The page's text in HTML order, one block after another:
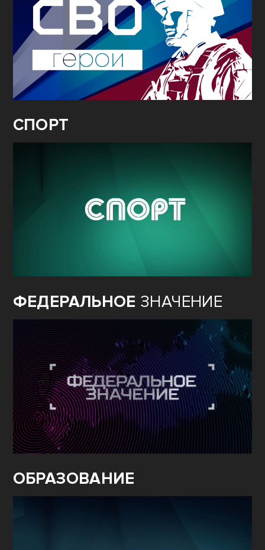
СПОРТ
ФЕДЕРАЛЬНОЕ ЗНАЧЕНИЕ
ОБРАЗОВАНИЕ